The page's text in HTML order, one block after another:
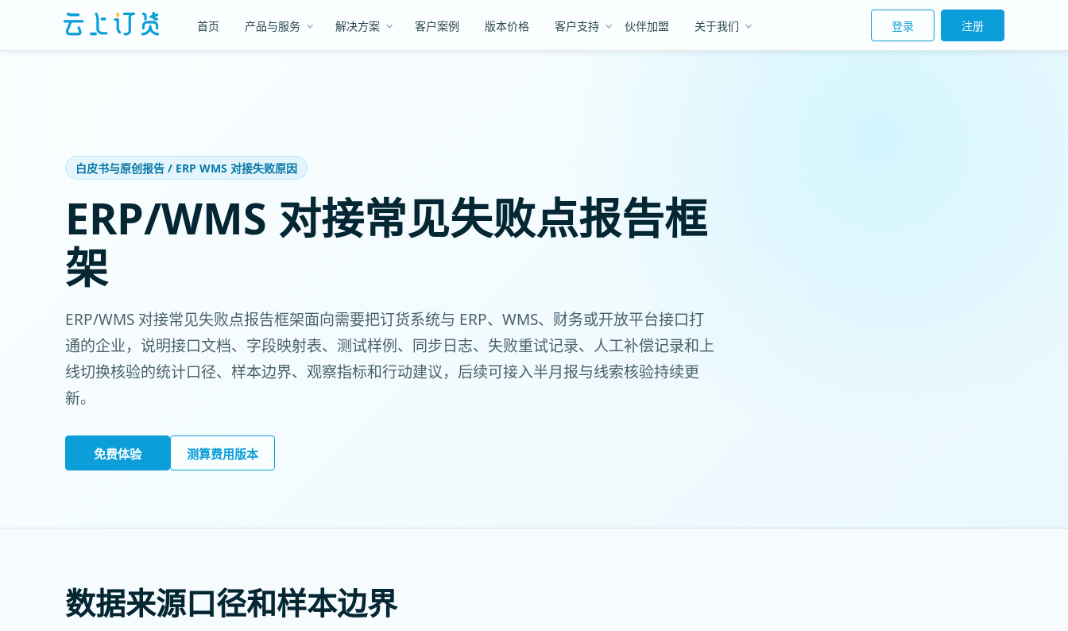
首页 产品与服务 解决方案 客户案例 版本价格 客户支持 伙伴加盟 关于我们 登录 注册
白皮书与原创报告 / ERP WMS 对接失败原因
ERP/WMS 对接常见失败点报告框
架
ERP/WMS 对接常见失败点报告框架面向需要把订货系统与 ERP、WMS、财务或开放平台接口打
通的企业，说明接口文档、字段映射表、测试样例、同步日志、失败重试记录、人工补偿记录和上
线切换核验的统计口径、样本边界、观察指标和行动建议，后续可接入半月报与线索核验持续更
新。
免费体验 测算费用版本
数据来源口径和样本边界